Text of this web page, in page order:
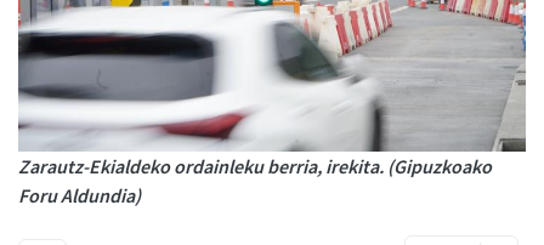
Zarautz-Ekialdeko ordainleku berria, irekita. (Gipuzkoako
Foru Aldundia)